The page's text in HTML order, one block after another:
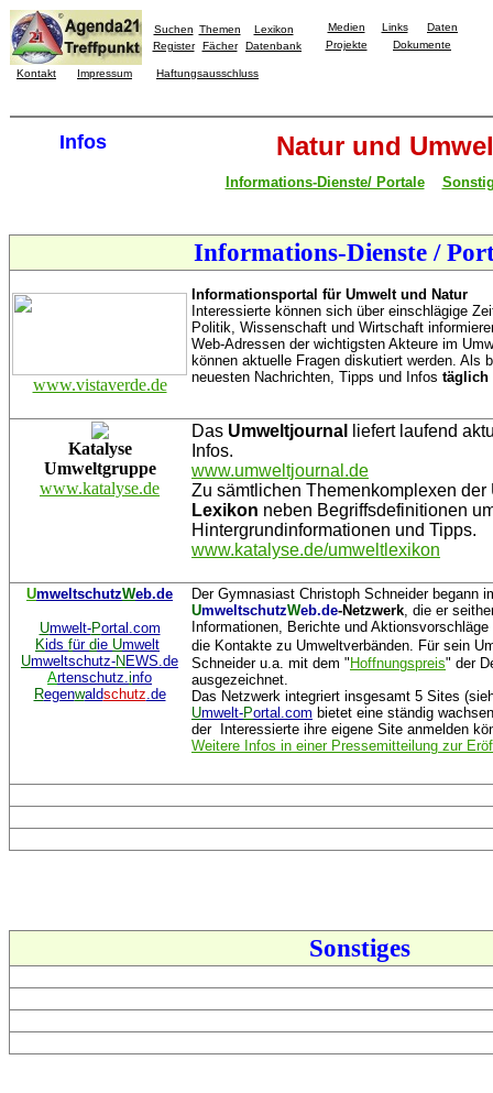
Suchen Themen
Lexikon
Register
Fächer Datenbank
Medien Links
Daten
Projekte
Dokumente
Kontakt Impressum Haftungsausschluss
Infos Natur und
Informations-Dienste/ Portale
Informations-Dienste /
www.vistaverde.de
Informationsportal für Umwelt und Natur
Interessierte können sich über einschlägige
Politik, Wissenschaft und Wirtschaft
Web-Adressen der wichtigsten Akteure im
können aktuelle Fragen diskutiert werden. Als
neuesten Nachrichten, Tipps und Infos täglich
Katalyse
Umweltgruppe
www.katalyse.de
Das Umweltjournal
liefert laufend
Infos.
www.umweltjournal.de
Zu sämtlichen Themenkomplexen
Lexikon neben Begriffsdefinitionen
Hintergrundinformationen und Tipps.
www.katalyse.de/umweltlexikon
UmweltschutzWeb.de
Umwelt-Portal.com
Kids für die Umwelt
Umweltschutz-N EWS.de
Artenschutz.info
Regenwaldschutz.de
Der Gymnasiast Christoph Schneider begann
UmweltschutzWeb.de-Netzwerk, die er
Informationen, Berichte und
die Kontakte zu Umweltverbänden. Für sein
Schneider u.a. mit dem " Hoffnungspreis" der
ausgezeichnet.
Das Netzwerk integriert insgesamt 5 Sites
Umwelt-Portal.com bietet eine ständig
der Interessierte ihre eigene Site anmelden
Weitere Infos in einer Pressemitteilung zur
Sonstiges